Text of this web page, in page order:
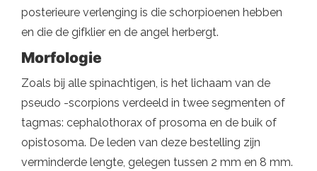
posterieure verlenging is die schorpioenen hebben
en die de gifklier en de angel herbergt.
Morfologie
Zoals bij alle spinachtigen, is het lichaam van de
pseudo -scorpions verdeeld in twee segmenten of
tagmas: cephalothorax of prosoma en de buik of
opistosoma. De leden van deze bestelling zijn
verminderde lengte, gelegen tussen 2 mm en 8 mm.